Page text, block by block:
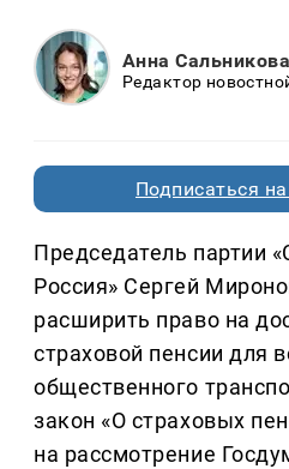
Анна Сальникова
Редактор
Подписаться
Председатель партии
Россия» Сергей
расширить право на
страховой пенсии для
общественного
закон «О страховых
на рассмотрение